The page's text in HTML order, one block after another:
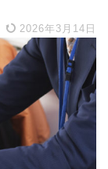
2026年3月14日